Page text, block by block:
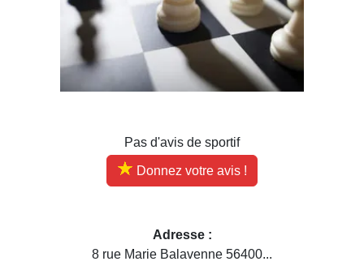
Pas d'avis de sportif
Donnez votre avis !
Adresse :
8 rue Marie Balavenne 56400...